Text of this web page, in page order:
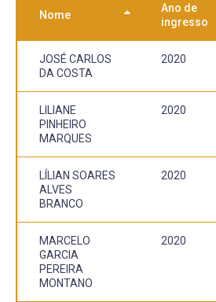
Nome
Ano de
ingresso
JOSÉ CARLOS
DA COSTA
2020
LILIANE
PINHEIRO
MARQUES
2020
LÍLIAN SOARES
ALVES
BRANCO
2020
MARCELO
GARCIA
PEREIRA
MONTANO
2020